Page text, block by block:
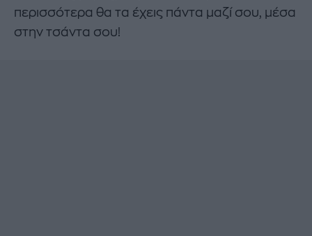
περισσότερα θα τα έχεις πάντα μαζί σου, μέσα
στην τσάντα σου!